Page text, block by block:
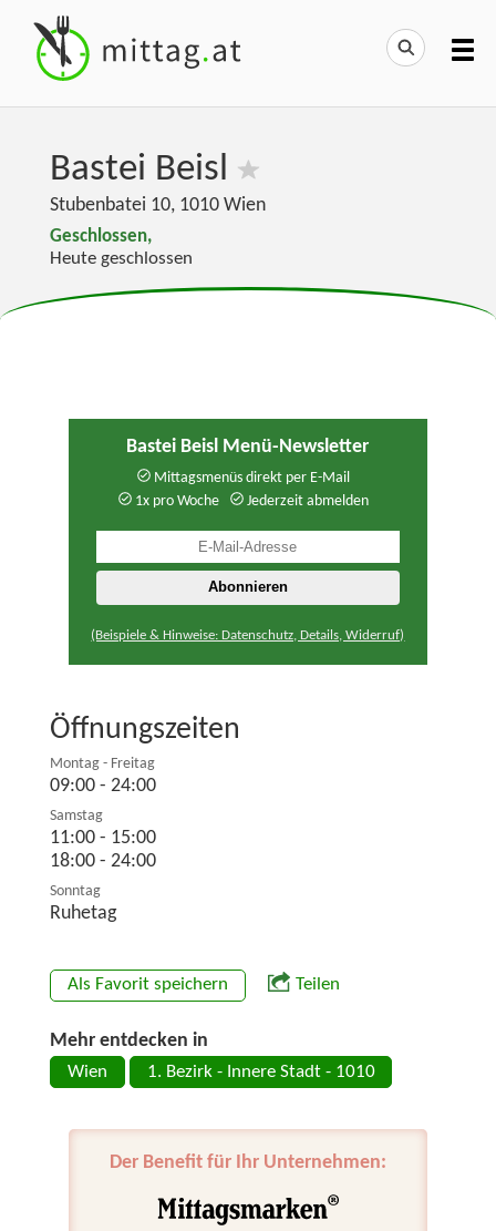
Bastei Beisl
Stubenbatei 10, 1010 Wien
Geschlossen,
Heute geschlossen
Bastei Beisl Menü-Newsletter
Mittagsmenüs direkt per E-Mail
1x pro Woche
Jederzeit abmelden
(Beispiele & Hinweise: Datenschutz, Details, Widerruf)
Öffnungszeiten
Montag - Freitag
09:00 - 24:00
Samstag
11:00 - 15:00
18:00 - 24:00
Sonntag
Ruhetag
Als Favorit speichern Teilen
Mehr entdecken in
Wien 1. Bezirk - Innere Stadt - 1010
Der Benefit für Ihr Unternehmen: